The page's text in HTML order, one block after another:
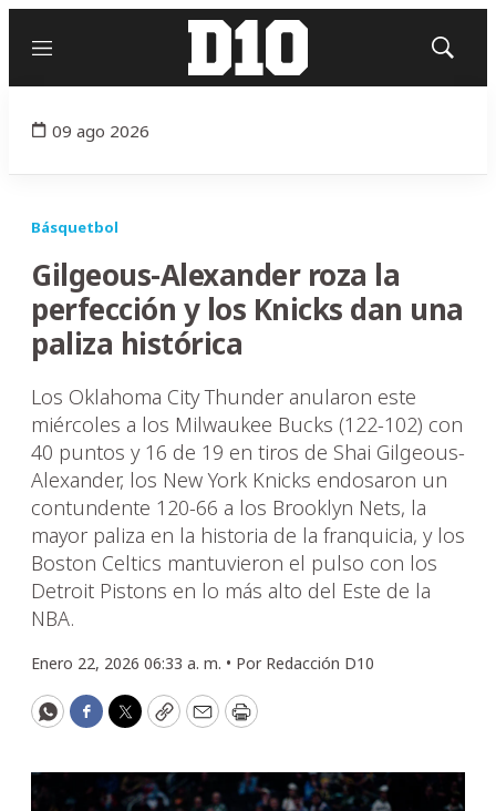
Menú
Mostrar
09 ago 2026
Básquetbol
Gilgeous-Alexander roza la
perfección y los Knicks dan una
paliza histórica
Los Oklahoma City Thunder anularon este
miércoles a los Milwaukee Bucks (122-102) con
40 puntos y 16 de 19 en tiros de Shai Gilgeous-
Alexander, los New York Knicks endosaron un
contundente 120-66 a los Brooklyn Nets, la
mayor paliza en la historia de la franquicia, y los
Boston Celtics mantuvieron el pulso con los
Detroit Pistons en lo más alto del Este de la
NBA.
Enero 22, 2026 06:33 a. m. • Por Redacción D10
WhatsApp
Facebook
Twitter
CopyEmailPrint